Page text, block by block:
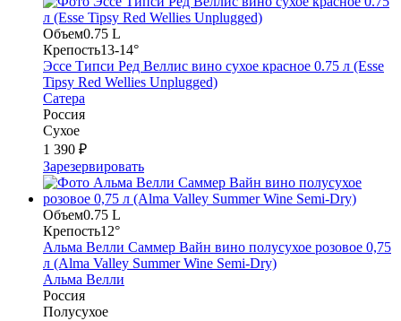
Объем0.75 L
Крепость13-14°
Эссе Типси Ред Веллис вино сухое красное 0.75 л (Esse
Tipsy Red Wellies Unplugged)
Сатера
Россия
Сухое
1 390 ₽
Зарезервировать
Объем0.75 L
Крепость12°
Альма Велли Саммер Вайн вино полусухое розовое 0,75
л (Alma Valley Summer Wine Semi-Dry)
Альма Велли
Россия
Полусухое